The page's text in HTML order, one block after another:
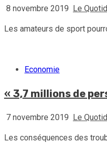
8 novembre 2019 Le
Les amateurs de sport
Economie
« 3,7 millions de
7 novembre 2019 Le
Les conséquences des